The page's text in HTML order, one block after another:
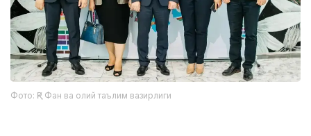
Фото: ҚР Фан ва олий таълим вазирлиги